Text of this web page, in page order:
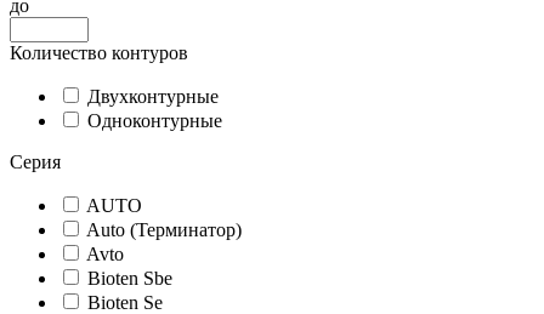
до
Количество контуров
Двухконтурные
Одноконтурные
Серия
AUTO
Auto (Терминатор)
Avto
Bioten Sbe
Bioten Se